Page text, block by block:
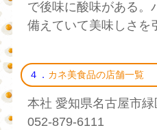
で後味に酸味がある。
備えていて美味しさを
４． カネ美食品の店舗一覧
本社 愛知県名古屋市
052-879-6111